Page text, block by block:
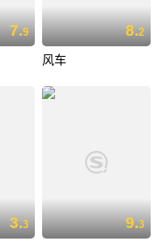
7.9 8.2
风车
3.3 9.3